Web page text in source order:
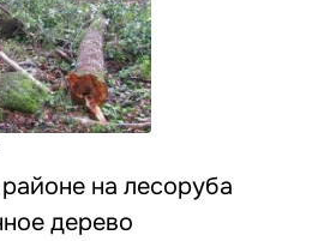
на лесоруба
дерево